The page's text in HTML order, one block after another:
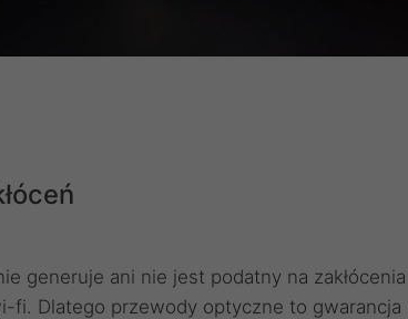
generuje ani nie jest podatny na
fi. Dlatego przewody optyczne to